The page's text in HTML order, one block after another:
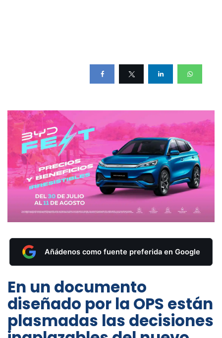
Añádenos como fuente preferida en Google
En un documento
diseñado por la OPS están
plasmadas las decisiones